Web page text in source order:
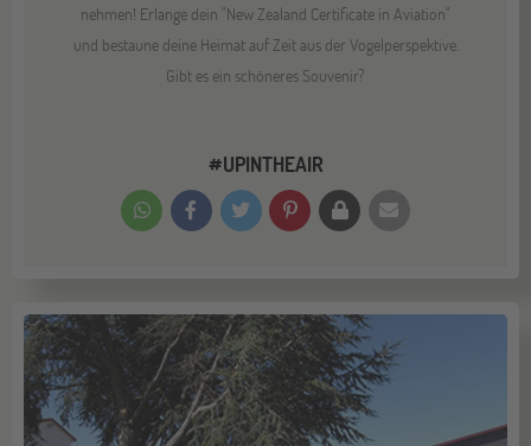
nehmen! Erlange dein "New Zealand Certificate in Aviation"
und bestaune deine Heimat auf Zeit aus der Vogelperspektive.
Gibt es ein schöneres Souvenir?
#UPINTHEAIR